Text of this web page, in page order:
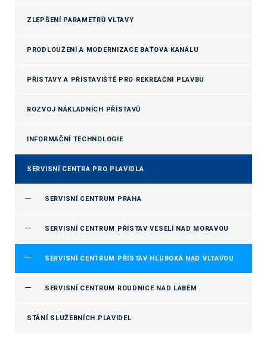
ZLEPŠENÍ PARAMETRŮ VLTAVY
PRODLOUŽENÍ A MODERNIZACE BAŤOVA KANÁLU
PŘÍSTAVY A PŘÍSTAVIŠTĚ PRO REKREAČNÍ PLAVBU
ROZVOJ NÁKLADNÍCH PŘÍSTAVŮ
INFORMAČNÍ TECHNOLOGIE
SERVISNÍ CENTRA PRO PLAVIDLA
SERVISNÍ CENTRUM PRAHA
SERVISNÍ CENTRUM PŘÍSTAV VESELÍ NAD MORAVOU
SERVISNÍ CENTRUM PŘÍSTAV HLUBOKÁ NAD VLTAVOU
SERVISNÍ CENTRUM ROUDNICE NAD LABEM
STÁNÍ SLUŽEBNÍCH PLAVIDEL